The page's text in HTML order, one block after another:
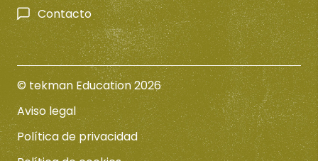
Contacto
© tekman Education 2026
Aviso legal
Política de privacidad